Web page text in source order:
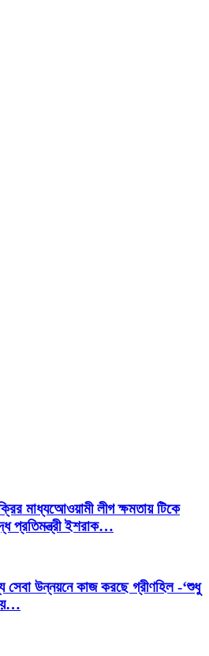
মাধ্যআেওয়ামী লীগ ক্ষমতায় টিকে
প্রতিমন্ত্রী ইশরাক…
সেবা উন্নয়নে কাজ করছে গ্রীণহিল -‘শুধু